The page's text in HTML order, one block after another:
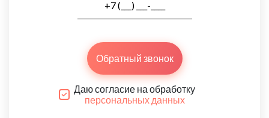
Обратный звонок
Даю согласие на обработку
персональных данных